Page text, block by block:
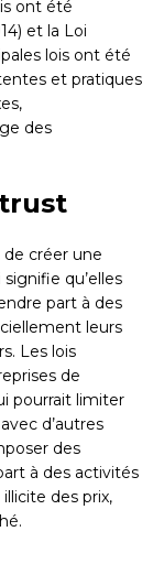
ont été
et la Loi
lois ont été
et pratiques
des
créer une
qu’elles
part à des
leurs
Les lois
de
pourrait limiter
d’autres
des
à des activités
des prix,